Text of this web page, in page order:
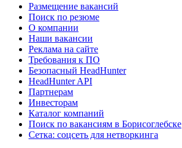
Размещение вакансий
Поиск по резюме
О компании
Наши вакансии
Реклама на сайте
Требования к ПО
Безопасный HeadHunter
HeadHunter API
Партнерам
Инвесторам
Каталог компаний
Поиск по вакансиям в Борисоглебске
Сетка: соцсеть для нетворкинга